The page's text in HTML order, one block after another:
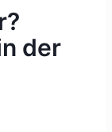
der